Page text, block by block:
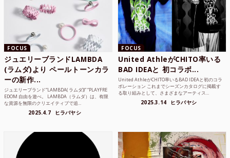
FOCUS
ジュエリーブランドLAMBDA
(ラムダ)より ペールトーンカラ
ーの新作...
ジュエリーブランド“LAMBDA( ラムダ))” “PLAYFRE
EDOM 自由を遊べ。 LAMBDA（ラムダ）は、有限
な資源を無限のクリエイティブで追...
2025.4.7 ヒラバヤシ
FOCUS
United AthleがCHITO率いる
BAD IDEAと 初コラボ...
United AthleがCHITO率いるBAD IDEAと初のコラ
ボレーション これまでシーズンカタログに掲載す
る取り組みとして、さまざまなアーティス...
2025.3.14 ヒラバヤシ